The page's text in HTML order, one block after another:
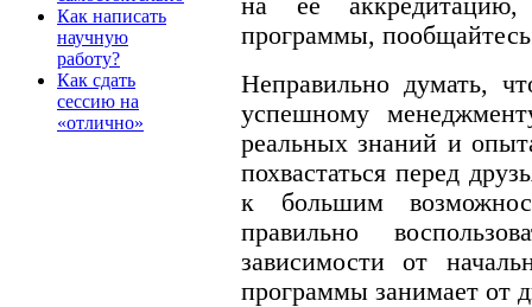
на её аккредитацию,
программы,
Неправильно думать,
успешному
реальных знаний и
похвастаться перед
к большим
правильно
зависимости от
программы занимает от
Как написать
научную
работу?
Как сдать
сессию на
«отлично»